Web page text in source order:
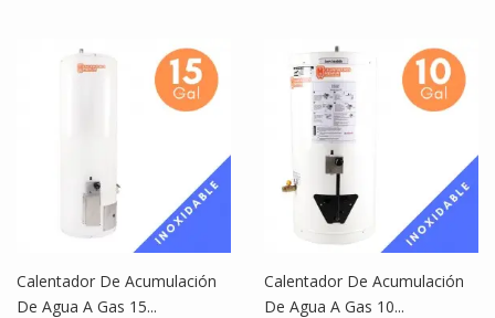
Calentador De Acumulación
De Agua A Gas 15...
Calentador De Acumulación
De Agua A Gas 10...